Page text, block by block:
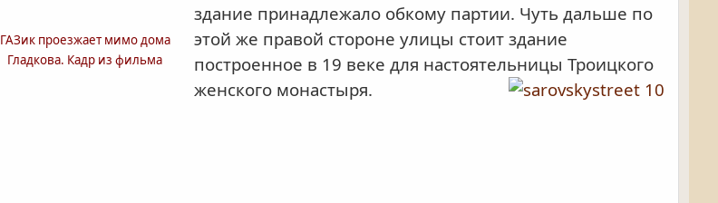
ГАЗик проезжает мимо дома
Гладкова. Кадр из фильма
здание принадлежало обкому партии. Чуть дальше по
этой же правой стороне улицы стоит здание
построенное в 19 веке для настоятельницы Троицкого
женского монастыря.